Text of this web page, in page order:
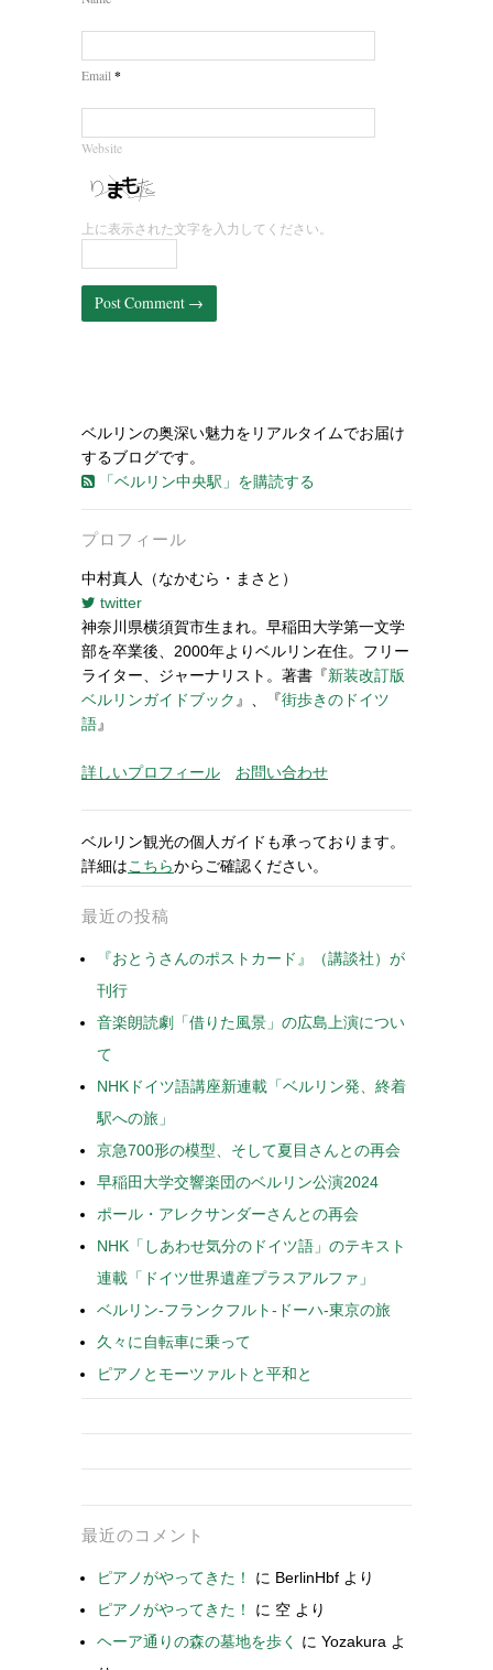
Email *
Website
上に表示された文字を入力してください。
ベルリンの奥深い魅力をリアルタイムでお届け
するブログです。
「ベルリン中央駅」を購読する
プロフィール
中村真人（なかむら・まさと）
twitter
神奈川県横須賀市生まれ。早稲田大学第一文学
部を卒業後、2000年よりベルリン在住。フリー
ライター、ジャーナリスト。著書『新装改訂版
ベルリンガイドブック 』、『街歩きのドイツ
語』
詳しいプロフィール お問い合わせ
ベルリン観光の個人ガイドも承っております。
詳細はこちらからご確認ください。
最近の投稿
『おとうさんのポストカード』（講談社）が
刊行
音楽朗読劇「借りた風景」の広島上演につい
て
NHKドイツ語講座新連載「ベルリン発、終着
駅への旅」
京急700形の模型、そして夏目さんとの再会
早稲田大学交響楽団のベルリン公演2024
ポール・アレクサンダーさんとの再会
NHK「しあわせ気分のドイツ語」のテキスト
連載「ドイツ世界遺産プラスアルファ」
ベルリン-フランクフルト-ドーハ-東京の旅
久々に自転車に乗って
ピアノとモーツァルトと平和と
最近のコメント
ピアノがやってきた！ に BerlinHbf より
ピアノがやってきた！
に 空 より
ヘーア通りの森の墓地を歩く
に Yozakura よ